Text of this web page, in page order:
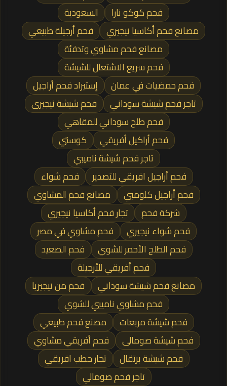
فحم كوكو نارا
السعودية
مصانع فحم أكاسيا نيجيري
فحم أرجيلة طبيعي
مصانع فحم مشاوي وتدفئة
فحم سريع الاشتعال للشيشة
فحم حمضيات في عمان
إستيراد فحم أراجيل
تاجر فحم شيشة سوداني
فحم شيشة نيجيرى
فحم طلح سوداني للمقاهي
فحم أراكيل أفريقي
كوستي
تاجر فحم شيشة ناميبي
فحم أراجيل افريقي للتصدير
فحم شواء
فحم أراجيل كلومبي
مصانع فحم المشاوي
شركة فحم
تجار فحم أكاسيا نيجيري
فحم شواء نيجيري
فحم مشاوي في مصر
فحم الطلح الأحمر للشوي
فحم الصعيد
فحم أفريقي للأرجيلة
مصانع فحم شيشة سوداني
فحم من نيجيريا
فحم مشاوي ناميبي للشوي
فحم شيشة مربعات
مصنع فحم طبيعي
فحم شيشة صومالى
فحم أفريقي مشاوي
فحم شيشة برتقال
تجار حطب افريقي
تاجر فحم صومالي